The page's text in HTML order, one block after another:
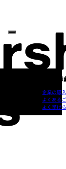
私たちの活動意
企業の導
よくある
よく挙げ